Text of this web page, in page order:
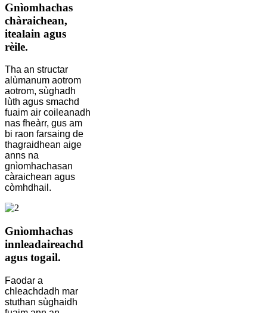
Gnìomhachas
chàraichean,
itealain agus
rèile.
Tha an structar
alùmanum aotrom
aotrom, sùghadh
lùth agus smachd
fuaim air coileanadh
nas fheàrr, gus am
bi raon farsaing de
thagraidhean aige
anns na
gnìomhachasan
càraichean agus
còmhdhail.
Gnìomhachas
innleadaireachd
agus togail.
Faodar a
chleachdadh mar
stuthan sùghaidh